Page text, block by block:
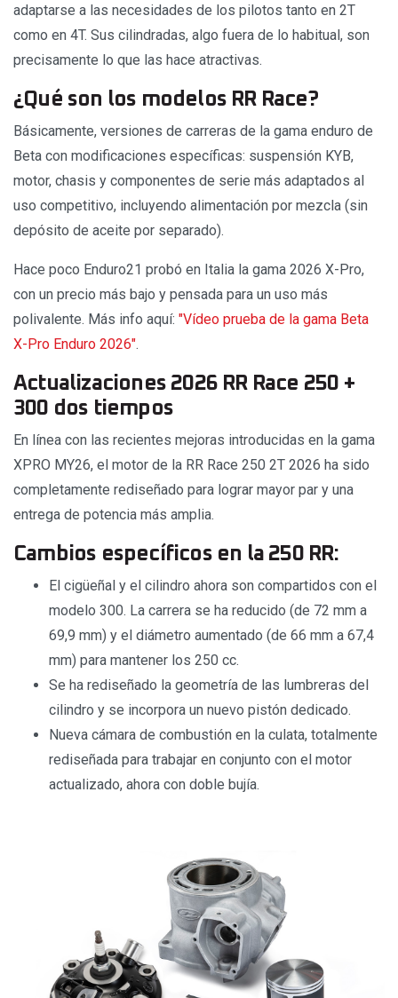
adaptarse a las necesidades de los pilotos tanto en 2T
como en 4T. Sus cilindradas, algo fuera de lo habitual, son
precisamente lo que las hace atractivas.
¿Qué son los modelos RR Race?
Básicamente, versiones de carreras de la gama enduro de
Beta con modificaciones específicas: suspensión KYB,
motor, chasis y componentes de serie más adaptados al
uso competitivo, incluyendo alimentación por mezcla (sin
depósito de aceite por separado).
Hace poco Enduro21 probó en Italia la gama 2026 X-Pro,
con un precio más bajo y pensada para un uso más
polivalente. Más info aquí: "Vídeo prueba de la gama Beta
X-Pro Enduro 2026".
Actualizaciones 2026 RR Race 250 +
300 dos tiempos
En línea con las recientes mejoras introducidas en la gama
XPRO MY26, el motor de la RR Race 250 2T 2026 ha sido
completamente rediseñado para lograr mayor par y una
entrega de potencia más amplia.
Cambios específicos en la 250 RR:
El cigüeñal y el cilindro ahora son compartidos con el
modelo 300. La carrera se ha reducido (de 72 mm a
69,9 mm) y el diámetro aumentado (de 66 mm a 67,4
mm) para mantener los 250 cc.
Se ha rediseñado la geometría de las lumbreras del
cilindro y se incorpora un nuevo pistón dedicado.
Nueva cámara de combustión en la culata, totalmente
rediseñada para trabajar en conjunto con el motor
actualizado, ahora con doble bujía.